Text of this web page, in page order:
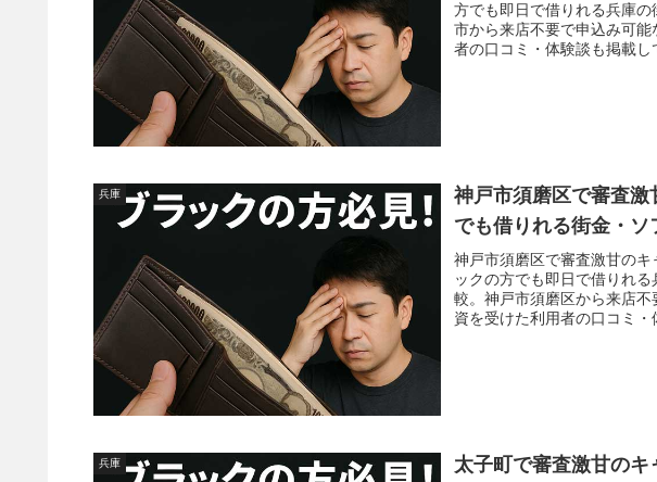
方でも即日で借りれる兵庫
市から来店不要で申込み可
者の口コミ・体験談も掲載し
兵庫
神戸市須磨区で審査激
でも借りれる街金・ソ
神戸市須磨区で審査激甘の
ックの方でも即日で借りれ
較。神戸市須磨区から来店
資を受けた利用者の口コミ・
兵庫
太子町で審査激甘の